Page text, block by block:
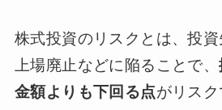
株式投資のリスクとは、投
上場廃止などに陥ることで、
金額よりも下回る点がリスク